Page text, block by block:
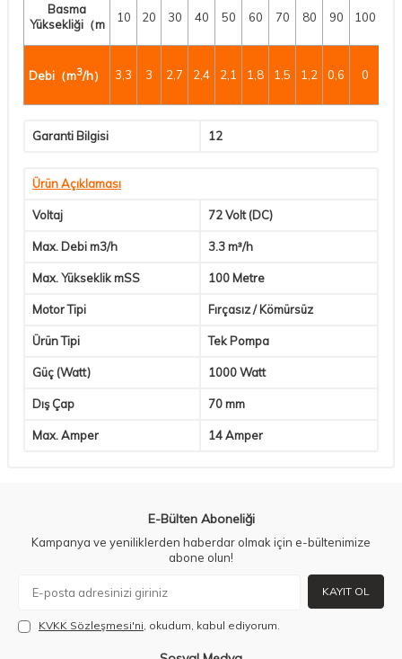
Basma
Yüksekliği（m
10 20 30 40 50 60 70 80 90 100
Debi（m3/h） 3,3 3 2,7 2,4 2,1 1,8 1,5 1,2 0,6 0
Garanti Bilgisi 12
Ürün Açıklaması
Voltaj 72 Volt (DC)
Max. Debi m3/h 3.3 m³/h
Max. Yükseklik mSS 100 Metre
Motor Tipi Fırçasız / Kömürsüz
Ürün Tipi Tek Pompa
Güç (Watt) 1000 Watt
Dış Çap 70 mm
Max. Amper 14 Amper
E-Bülten Aboneliği
Kampanya ve yeniliklerden haberdar olmak için e-bültenimize
abone olun!
KAYIT OL
KVKK Sözleşmesi'ni , okudum, kabul ediyorum.